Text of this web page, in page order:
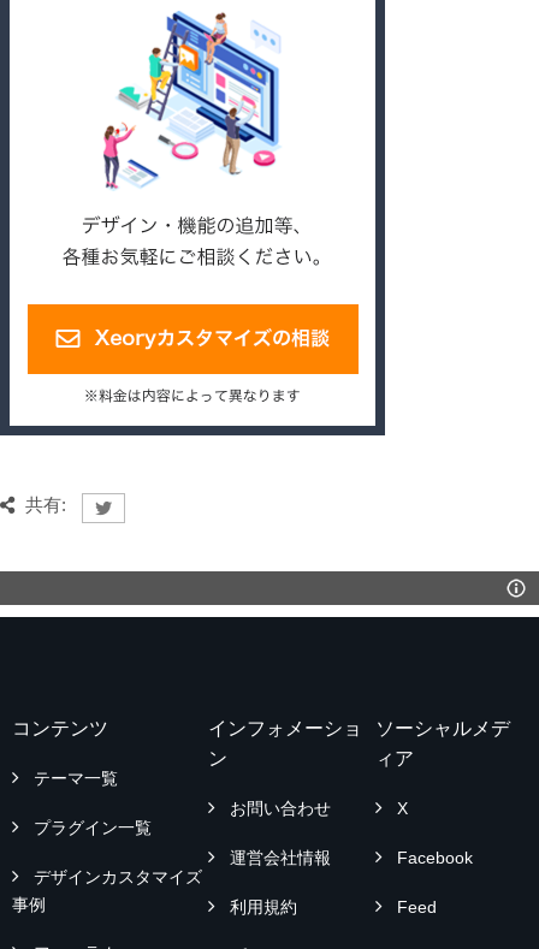
共有:
コンテンツ
テーマ一覧
プラグイン一覧
デザインカスタマイズ
事例
インフォメーショ
ン
お問い合わせ
運営会社情報
利用規約
ソーシャルメデ
ィア
X
Facebook
Feed